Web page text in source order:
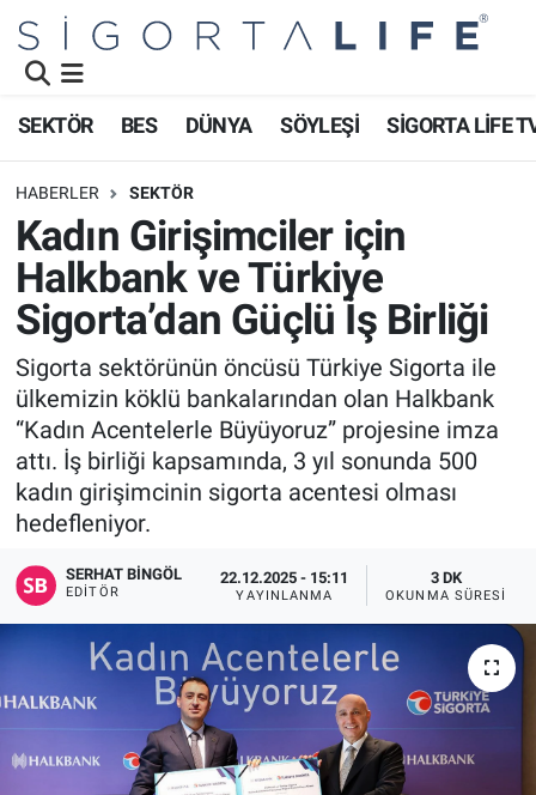
SEKTÖR BES DÜNYA SÖYLEŞİ SİGORTA LİFE
HABERLER SEKTÖR
Kadın Girişimciler için
Halkbank ve Türkiye
Sigorta’dan Güçlü İş Birliği
Sigorta sektörünün öncüsü Türkiye Sigorta ile
ülkemizin köklü bankalarından olan Halkbank
“Kadın Acentelerle Büyüyoruz” projesine imza
attı. İş birliği kapsamında, 3 yıl sonunda 500
kadın girişimcinin sigorta acentesi olması
hedefleniyor.
SERHAT BINGÖL
EDITÖR
22.12.2025 - 15:11
YAYINLANMA
3 DK
OKUNMA SÜRESI
Namaz Vakitleri
Trafik Durumu
Süper Lig Puan Durumu ve Fikstür
Tüm Manşetler
Son Dakika Haberleri
Haber Arşivi